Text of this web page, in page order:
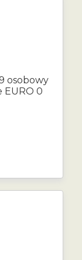
osobowy
EURO 0